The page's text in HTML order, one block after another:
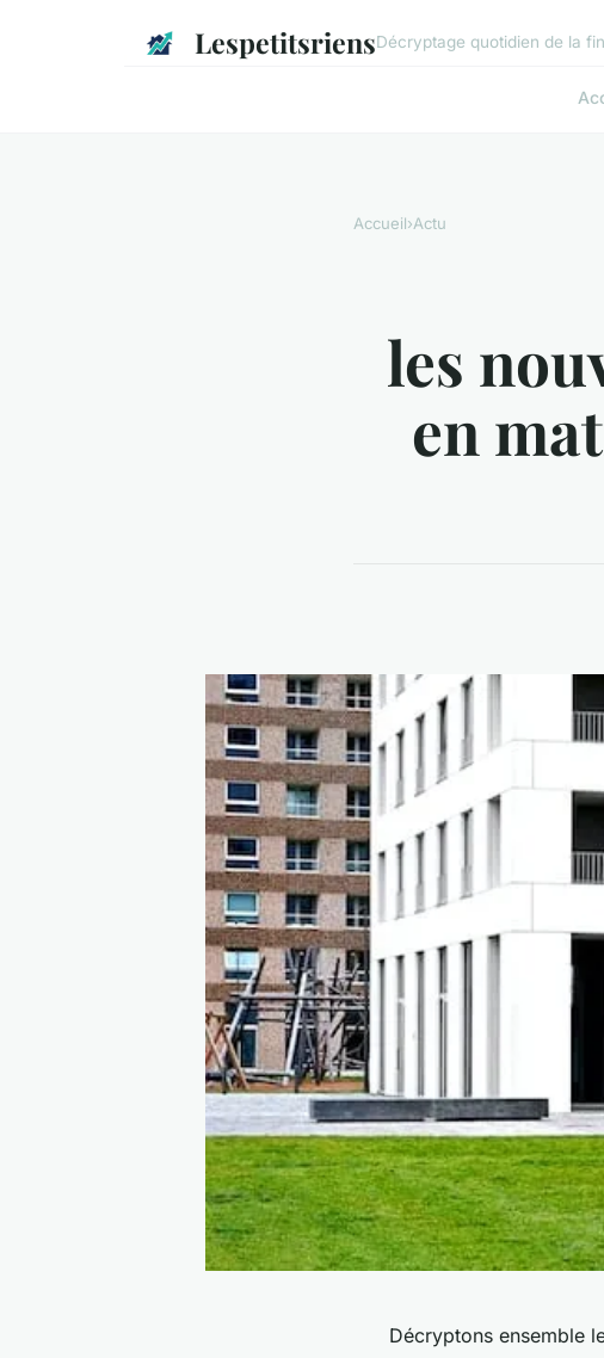
LespetitsriensDécryptage quotidien de la
Accueil›Actu
les
en
Décryptons ensemble